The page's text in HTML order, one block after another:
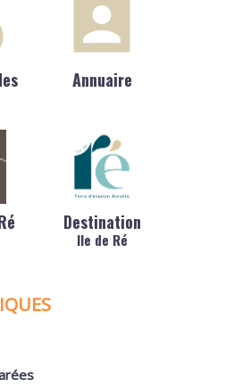
Annuaire
Destination
Ile de Ré